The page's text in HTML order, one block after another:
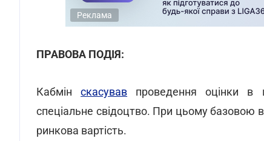
Реклама
ПРАВОВА ПОДІЯ:
Кабмінскасував проведення оцінки в
спеціальне свідоцтво. При цьому базовою
ринкова вартість.